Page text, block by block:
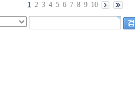
1 2 3 4 5 6 7 8 9 10